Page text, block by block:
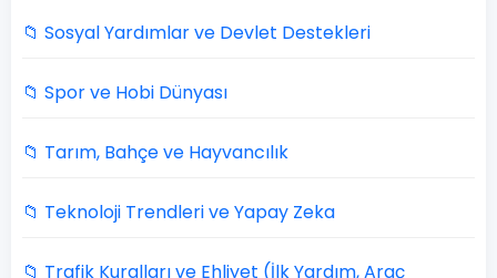
📁 Sosyal Yardımlar ve Devlet Destekleri
📁 Spor ve Hobi Dünyası
📁 Tarım, Bahçe ve Hayvancılık
📁 Teknoloji Trendleri ve Yapay Zeka
📁 Trafik Kuralları ve Ehliyet (İlk Yardım, Araç